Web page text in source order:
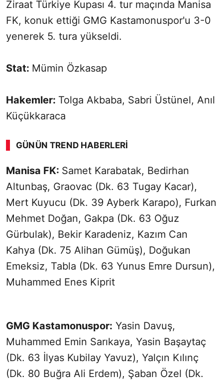
Ziraat Türkiye Kupası 4. tur maçında Manisa
FK, konuk ettiği GMG Kastamonuspor'u 3-0
yenerek 5. tura yükseldi.
Stat: Mümin Özkasap
Hakemler: Tolga Akbaba, Sabri Üstünel, Anıl
Küçükkaraca
GÜNÜN TREND HABERLERI
Manisa FK: Samet Karabatak, Bedirhan
Altunbaş, Graovac (Dk. 63 Tugay Kacar),
Mert Kuyucu (Dk. 39 Ayberk Karapo), Furkan
Mehmet Doğan, Gakpa (Dk. 63 Oğuz
Gürbulak), Bekir Karadeniz, Kazım Can
Kahya (Dk. 75 Alihan Gümüş), Doğukan
Emeksiz, Tabla (Dk. 63 Yunus Emre Dursun),
Muhammed Enes Kiprit
GMG Kastamonuspor: Yasin Davuş,
Muhammed Emin Sarıkaya, Yasin Başaytaç
(Dk. 63 İlyas Kubilay Yavuz), Yalçın Kılınç
(Dk. 80 Buğra Ali Erdem), Şaban Özel (Dk.